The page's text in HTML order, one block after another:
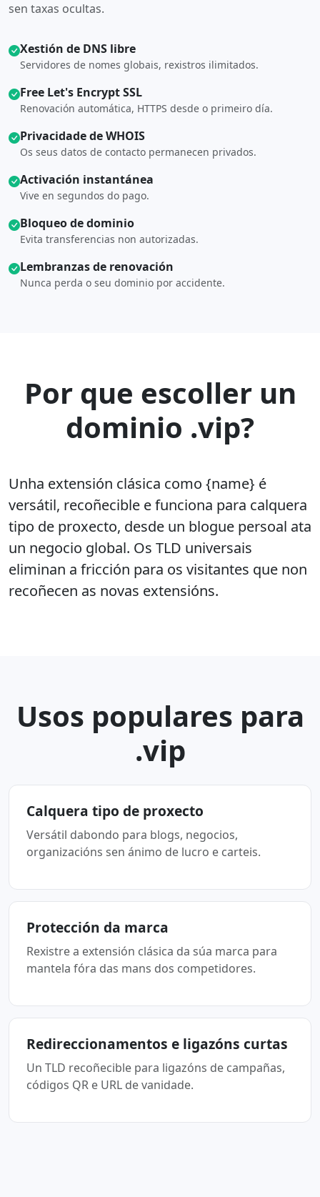
sen taxas ocultas.
Xestión de DNS libre
Servidores de nomes globais, rexistros ilimitados.
Free Let's Encrypt SSL
Renovación automática, HTTPS desde o primeiro día.
Privacidade de WHOIS
Os seus datos de contacto permanecen privados.
Activación instantánea
Vive en segundos do pago.
Bloqueo de dominio
Evita transferencias non autorizadas.
Lembranzas de renovación
Nunca perda o seu dominio por accidente.
Por que escoller un
dominio .vip?
Unha extensión clásica como {name} é
versátil, recoñecible e funciona para calquera
tipo de proxecto, desde un blogue persoal ata
un negocio global. Os TLD universais
eliminan a fricción para os visitantes que non
recoñecen as novas extensións.
Usos populares para
.vip
Calquera tipo de proxecto
Versátil dabondo para blogs, negocios,
organizacións sen ánimo de lucro e carteis.
Protección da marca
Rexistre a extensión clásica da súa marca para
mantela fóra das mans dos competidores.
Redireccionamentos e ligazóns curtas
Un TLD recoñecible para ligazóns de campañas,
códigos QR e URL de vanidade.